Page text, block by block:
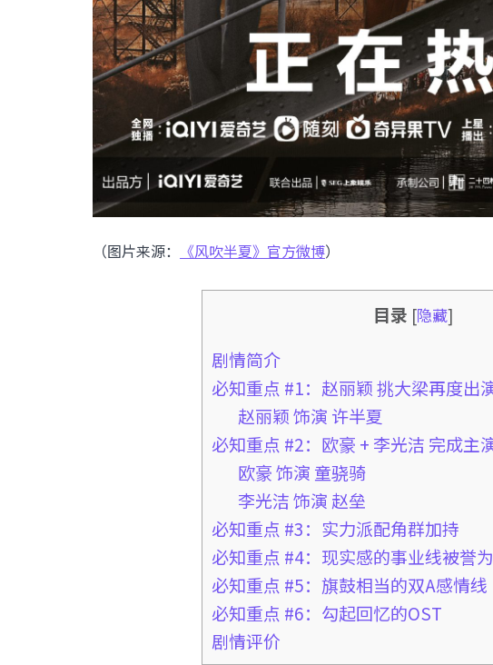
（图片来源： 《风吹半夏》官方微博）
目录 [隐藏]
剧情简介
必知重点 #1：赵丽颖 挑大梁再度出
赵丽颖 饰演 许半夏
必知重点 #2：欧豪 + 李光洁 完成主
欧豪 饰演 童骁骑
李光洁 饰演 赵垒
必知重点 #3：实力派配角群加持
必知重点 #4：现实感的事业线被誉
必知重点 #5：旗鼓相当的双A感情线
必知重点 #6：勾起回忆的OST
剧情评价